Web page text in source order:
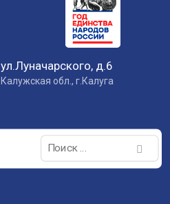
ул.Луначарского, д.6
Калужская обл., г.Калуга
Поиск: